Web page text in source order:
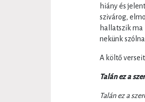
hiány és
szivárog,
hallatszik ma
nekünk
A költő
Talán ez a
Talán ez a